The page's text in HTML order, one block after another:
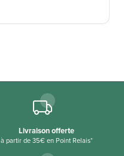
Livraison offerte
à partir de 35€ en Point Relais*